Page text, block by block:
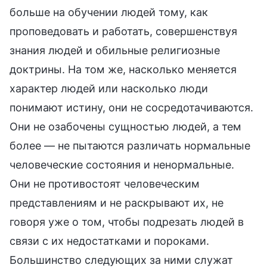
больше на обучении людей тому, как
проповедовать и работать, совершенствуя
знания людей и обильные религиозные
доктрины. На том же, насколько меняется
характер людей или насколько люди
понимают истину, они не сосредотачиваются.
Они не озабочены сущностью людей, а тем
более — не пытаются различать нормальные
человеческие состояния и ненормальные.
Они не противостоят человеческим
представлениям и не раскрывают их, не
говоря уже о том, чтобы подрезать людей в
связи с их недостатками и пороками.
Большинство следующих за ними служат